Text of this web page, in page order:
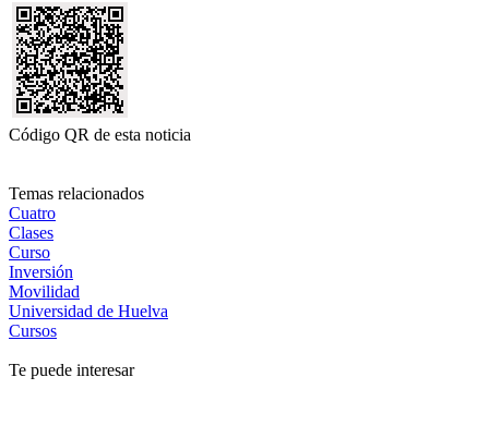
Código QR de esta noticia
Temas relacionados
Cuatro
Clases
Curso
Inversión
Movilidad
Universidad de Huelva
Cursos
Te puede interesar